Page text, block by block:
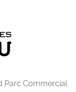
Parc Commercial